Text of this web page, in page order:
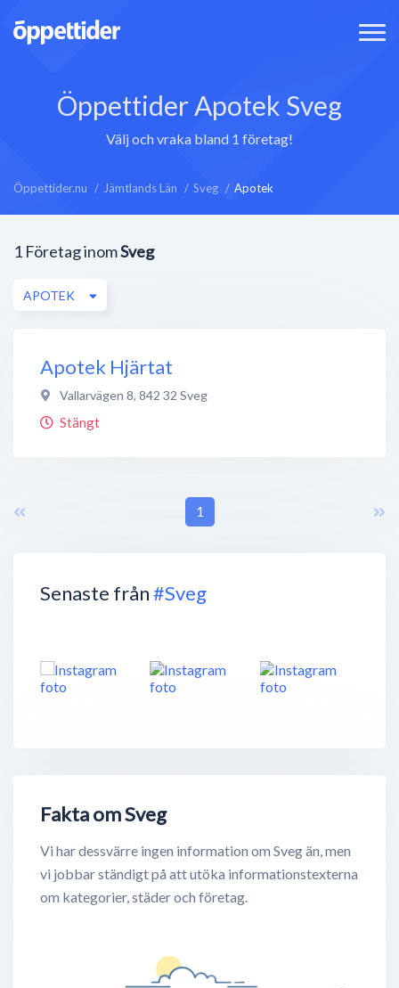
Öppettider Apotek Sveg
Välj och vraka bland 1 företag!
Öppettider.nu Jämtlands Län Sveg Apotek
Senaste från#Sveg
Fakta om Sveg
Vi har dessvärre ingen information om Sveg än, men
vi jobbar ständigt på att utöka informationstexterna
om kategorier, städer och företag.
1 Företag inomSveg
APOTEK
Apotek Hjärtat
Vallarvägen 8, 842 32 Sveg
Stängt
1